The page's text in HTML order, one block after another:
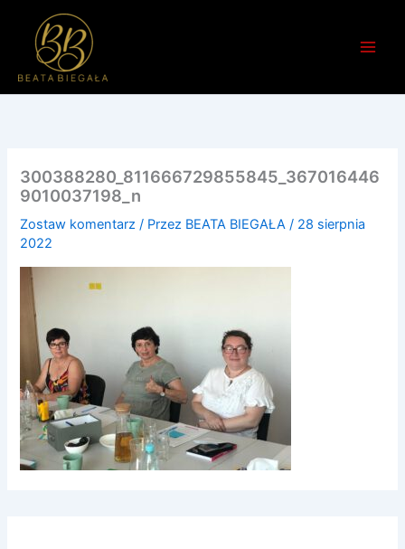
300388280_811666729855845_367016446
9010037198_n
Zostaw komentarz / Przez BEATA BIEGAŁA/ 28 sierpnia
2022